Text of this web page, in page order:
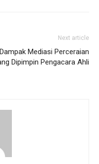
Next article
Dampak Mediasi Perceraian
Dipimpin Pengacara Ahli